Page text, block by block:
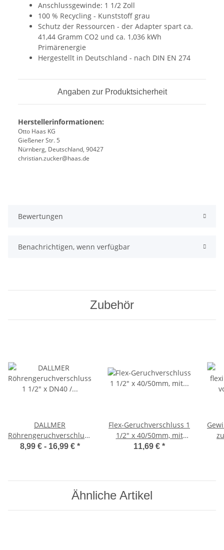
Anschlussgewinde: 1 1/2 Zoll
100 % Recycling - Kunststoff grau
Schutz der Ressourcen - der Adapter spart ca.
41,44 Gramm CO2 und ca. 1,036 kWh
Primärenergie
Hergestellt in Deutschland - nach DIN EN 274
Angaben zur Produktsicherheit
Herstellerinformationen:
Otto Haas KG
Gießener Str. 5
Nürnberg, Deutschland, 90427
christian.zucker@haas.de
Bewertungen
Benachrichtigen, wenn verfügbar
Zubehör
DALLMER
Röhrengeruchverschluss
1 1/2" x DN40 / DN50 mit
8,99 € - 16,99 € *
Flex-Geruchverschluss 1
1/2" x 40/50mm, mit
flexiblem Abgang,
11,69 € *
Ähnliche Artikel